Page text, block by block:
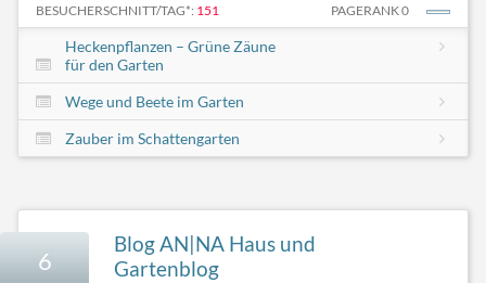
BESUCHERSCHNITT/TAG*: 151 PAGERANK 0
Heckenpflanzen – Grüne Zäune
für den Garten
Wege und Beete im Garten
Zauber im Schattengarten
6
Blog AN|NA Haus und
Gartenblog